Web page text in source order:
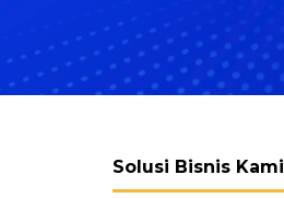
Solusi Bisnis Kami